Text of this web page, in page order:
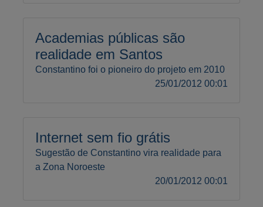
Academias públicas são
realidade em Santos
Constantino foi o pioneiro do projeto em 2010
25/01/2012 00:01
Internet sem fio grátis
Sugestão de Constantino vira realidade para
a Zona Noroeste
20/01/2012 00:01